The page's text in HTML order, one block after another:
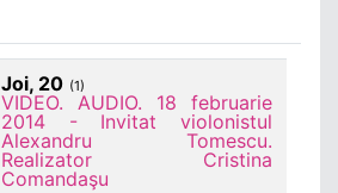
Joi, 20 (1)
VIDEO. AUDIO. 18 februarie
2014 - Invitat violonistul
Alexandru Tomescu.
Realizator Cristina
Comandaşu